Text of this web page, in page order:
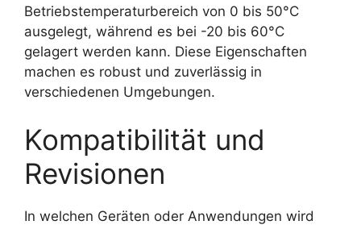
Betriebstemperaturbereich von 0 bis 50°C
ausgelegt, während es bei -20 bis 60°C
gelagert werden kann. Diese Eigenschaften
machen es robust und zuverlässig in
verschiedenen Umgebungen.
Kompatibilität und
Revisionen
In welchen Geräten oder Anwendungen wird